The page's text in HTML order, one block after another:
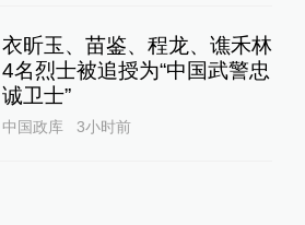
衣昕玉、苗鉴、程龙、谯禾林
4名烈士被追授为“中国武警忠
诚卫士”
中国政库 3小时前